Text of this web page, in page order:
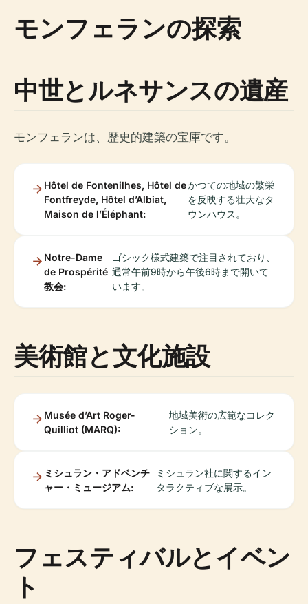
モンフェランの探索
中世とルネサンスの遺産
モンフェランは、歴史的建築の宝庫です。
Hôtel de Fontenilhes, Hôtel de
Fontfreyde, Hôtel d’Albiat,
Maison de l’Éléphant:
かつての地域の繁栄
を反映する壮大なタ
ウンハウス。
Notre-Dame
de Prospérité
教会:
ゴシック様式建築で注目されており、
通常午前9時から午後6時まで開いて
います。
美術館と文化施設
Musée d’Art Roger-
Quilliot (MARQ):
地域美術の広範なコレク
ション。
ミシュラン・アドベンチ
ャー・ミュージアム:
ミシュラン社に関するイン
タラクティブな展示。
フェスティバルとイベン
ト